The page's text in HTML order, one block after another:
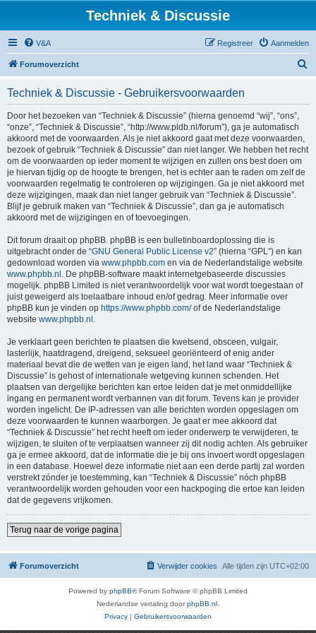
Techniek & Discussie
V&A Aanmelden
Registreer
Forumoverzicht
Techniek & Discussie - Gebruikersvoorwaarden
Door het bezoeken van “Techniek & Discussie” (hierna genoemd “wij”, “ons”,
“onze”, “Techniek & Discussie”, “http://www.pldb.nl/forum”), ga je automatisch
akkoord met de voorwaarden. Als je niet akkoord gaat met deze voorwaarden,
bezoek of gebruik “Techniek & Discussie” dan niet langer. We hebben het recht
om de voorwaarden op ieder moment te wijzigen en zullen ons best doen om
je hiervan tijdig op de hoogte te brengen, het is echter aan te raden om zelf de
voorwaarden regelmatig te controleren op wijzigingen. Ga je niet akkoord met
deze wijzigingen, maak dan niet langer gebruik van “Techniek & Discussie”.
Blijf je gebruik maken van “Techniek & Discussie”, dan ga je automatisch
akkoord met de wijzigingen en of toevoegingen.
Dit forum draait op phpBB. phpBB is een bulletinboardoplossing die is
uitgebracht onder de “GNU General Public License v2” (hierna “GPL”) en kan
gedownload worden via www.phpbb.com en via de Nederlandstalige website
www.phpbb.nl . De phpBB-software maakt internetgebaseerde discussies
mogelijk. phpBB Limited is niet verantwoordelijk voor wat wordt toegestaan of
juist geweigerd als toelaatbare inhoud en/of gedrag. Meer informatie over
phpBB kun je vinden op https://www.phpbb.com/of de Nederlandstalige
website www.phpbb.nl .
Je verklaart geen berichten te plaatsen die kwetsend, obsceen, vulgair,
lasterlijk, haatdragend, dreigend, seksueel georiënteerd of enig ander
materiaal bevat die de wetten van je eigen land, het land waar “Techniek &
Discussie” is gehost of internationale wetgeving kunnen schenden. Het
plaatsen van dergelijke berichten kan ertoe leiden dat je met onmiddellijke
ingang en permanent wordt verbannen van dit forum. Tevens kan je provider
worden ingelicht. De IP-adressen van alle berichten worden opgeslagen om
deze voorwaarden te kunnen waarborgen. Je gaat er mee akkoord dat
“Techniek & Discussie” het recht heeft om ieder onderwerp te verwijderen, te
wijzigen, te sluiten of te verplaatsen wanneer zij dit nodig achten. Als gebruiker
ga je ermee akkoord, dat de informatie die je bij ons invoert wordt opgeslagen
in een database. Hoewel deze informatie niet aan een derde partij zal worden
verstrekt zónder je toestemming, kan “Techniek & Discussie” nóch phpBB
verantwoordelijk worden gehouden voor een hackpoging die ertoe kan leiden
dat de gegevens vrijkomen.
Terug naar de vorige pagina
Forumoverzicht Alle tijden zijn UTC+02:00
Verwijder cookies
Powered by phpBB® Forum Software © phpBB Limited
Nederlandse vertaling doorphpBB.nl
Privacy | Gebruikersvoorwaarden